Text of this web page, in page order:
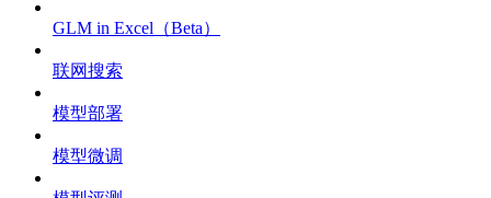
GLM in Excel（Beta）
联网搜索
模型部署
模型微调